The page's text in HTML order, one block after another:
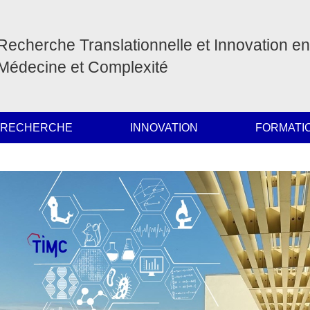
Translationnelle et Innovation en
et Complexité
RECHERCHE INNOVATION